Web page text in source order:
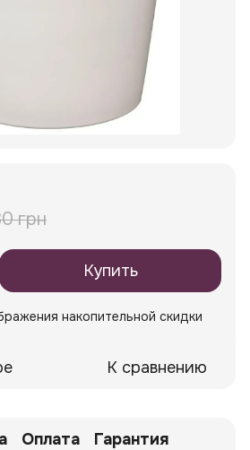
грн
Купить
накопительной скидки
К сравнению
Оплата Гарантия